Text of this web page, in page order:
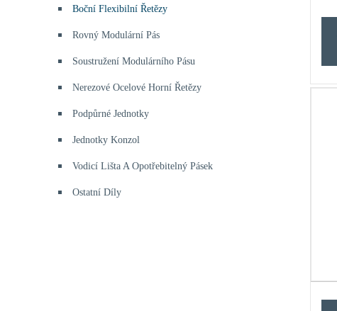
Boční Flexibilní Řetězy
Rovný Modulární Pás
Soustružení Modulárního Pásu
Nerezové Ocelové Horní Řetězy
Podpůrné Jednotky
Jednotky Konzol
Vodicí Lišta A Opotřebitelný Pásek
Ostatní Díly